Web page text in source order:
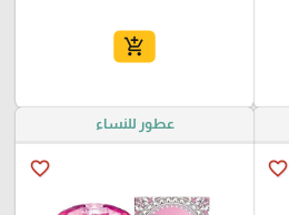
add_shopping_cart
favorite_border
عطور للنساء
favorite_border